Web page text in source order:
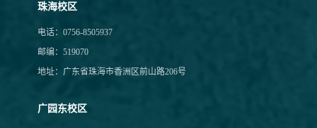
珠海校区
电话：0756-8505937
邮编：519070
地址：广东省珠海市香洲区前山路206号
广园东校区